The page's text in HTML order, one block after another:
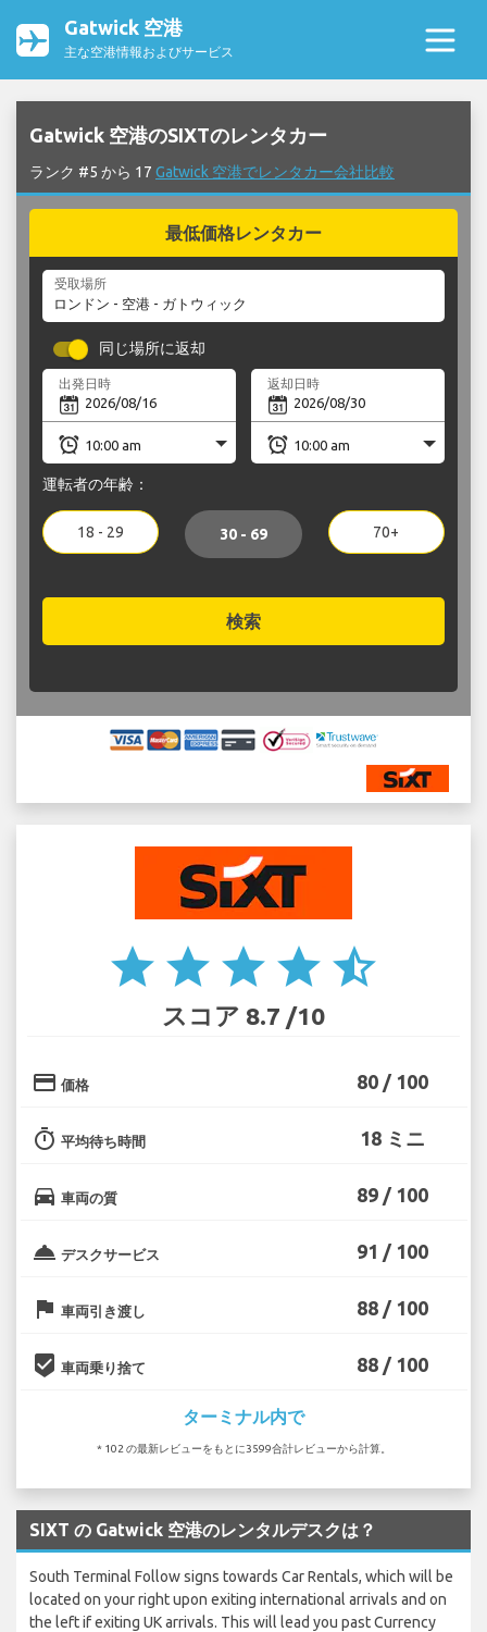
Gatwick 空港
主な空港情報およびサービス
Gatwick 空港のSIXTのレンタカー
ランク #5 から 17 Gatwick 空港でレンタカー会社比較
最低価格レンタカー
受取場所
同じ場所に返却
出発日時 返却日時
運転者の年齢：
18 - 29 30 - 69 70+
検索
star star star star star_half
スコア 8.7 /10
credit_card 価格 80 / 100
timer 平均待ち時間 18 ミニ
directions_car 車両の質 89 / 100
room_service デスクサービス 91 / 100
flag 車両引き渡し 88 / 100
beenhere 車両乗り捨て 88 / 100
ターミナル内で
* 102 の最新レビューをもとに3599合計レビューから計算。
SIXT の Gatwick 空港のレンタルデスクは？
South Terminal Follow signs towards Car Rentals, which will be
located on your right upon exiting international arrivals and on
the left if exiting UK arrivals. This will lead you past Currency